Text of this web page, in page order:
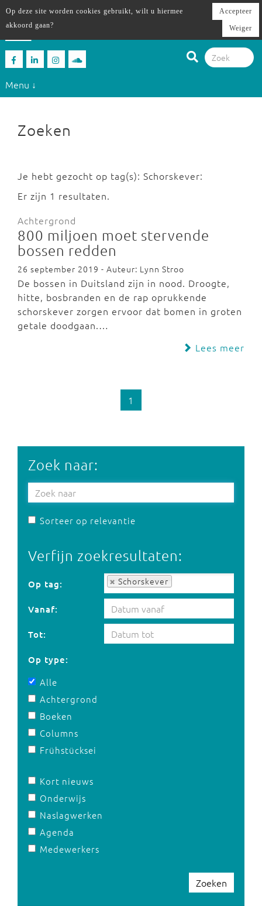
Menu ↓
Zoeken
Je hebt gezocht op tag(s): Schorskever:
Er zijn 1 resultaten.
Achtergrond
800 miljoen moet stervende
bossen redden
26 september 2019 - Auteur: Lynn Stroo
De bossen in Duitsland zijn in nood. Droogte,
hitte, bosbranden en de rap oprukkende
schorskever zorgen ervoor dat bomen in groten
getale doodgaan.…
Lees meer
1
Zoek naar:
Sorteer op relevantie
Verfijn zoekresultaten:
Op tag: Schorskever
Op tag:
Vanaf:
Tot:
Op type:
Alle
Achtergrond
Boeken
Columns
Frühstücksei
Kort nieuws
Onderwijs
Naslagwerken
Agenda
Medewerkers
Zoeken
Op deze site worden cookies gebruikt, wilt u hiermee
akkoord gaan?
Accepteer
Weiger